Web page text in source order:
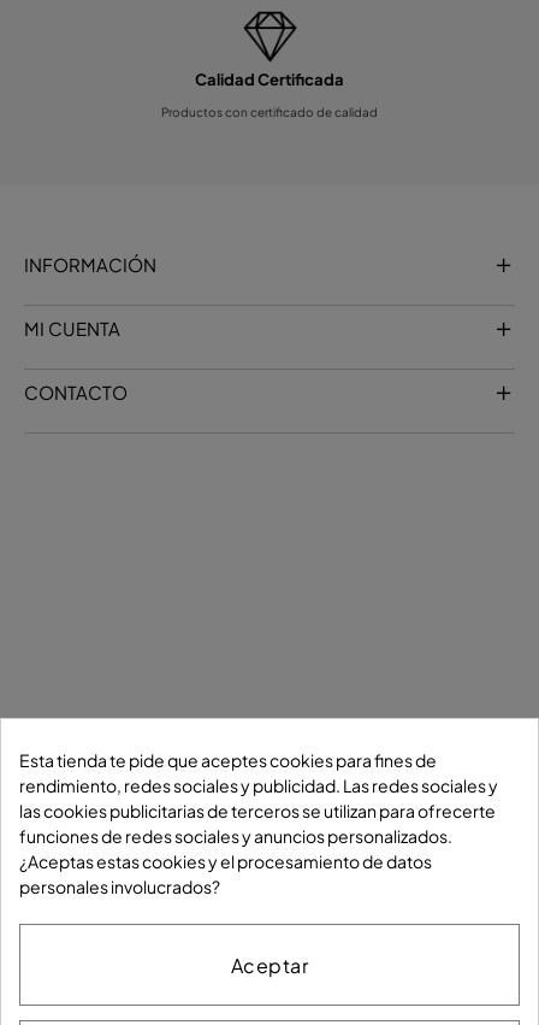
Calidad Certificada
Productos con certificado de calidad
INFORMACIÓN
MI CUENTA
CONTACTO
Condiciones generales
Política de Cookies
Política de Privacidad
Aviso legal
Accesibilidad
Mapa del sitio
Síguenos en
Esta tienda te pide que aceptes cookies para fines de
rendimiento, redes sociales y publicidad. Las redes sociales y
las cookies publicitarias de terceros se utilizan para ofrecerte
funciones de redes sociales y anuncios personalizados.
¿Aceptas estas cookies y el procesamiento de datos
personales involucrados?
Aceptar